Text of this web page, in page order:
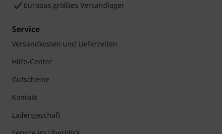
Europas größtes Versandlager
Service
Versandkosten und Lieferzeiten
Hilfe-Center
Gutscheine
Kontakt
Ladengeschäft